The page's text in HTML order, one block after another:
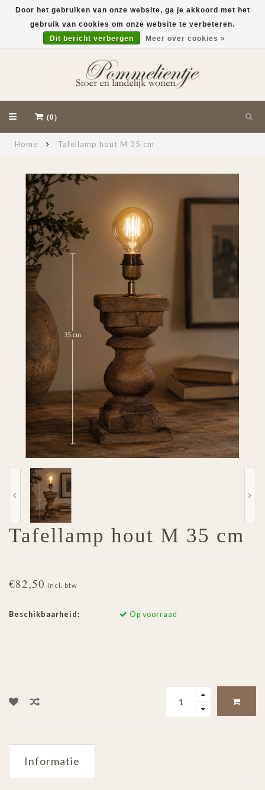
(0)
Home Tafellamp hout M 35 cm
Tafellamp hout M 35 cm
€82,50 Incl. btw
Beschikbaarheid: Op voorraad
Informatie
Door het gebruiken van onze website, ga je akkoord met het
gebruik van cookies om onze website te verbeteren.
Dit bericht verbergen
Meer over cookies »